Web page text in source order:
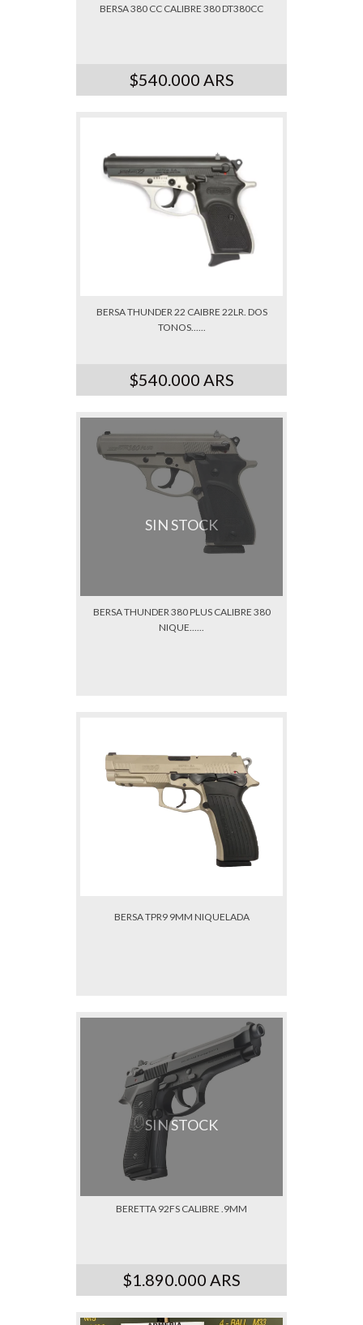
BERSA 380 CC CALIBRE 380 DT380CC
$540.000 ARS
BERSA THUNDER 22 CAIBRE 22LR. DOS
TONOS......
$540.000 ARS
SIN STOCK
BERSA THUNDER 380 PLUS CALIBRE 380
NIQUE......
BERSA TPR9 9MM NIQUELADA
SIN STOCK
BERETTA 92FS CALIBRE .9MM
$1.890.000 ARS